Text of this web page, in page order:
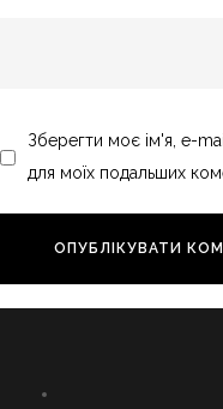
Зберегти моє ім'я, e-
для моїх подальших